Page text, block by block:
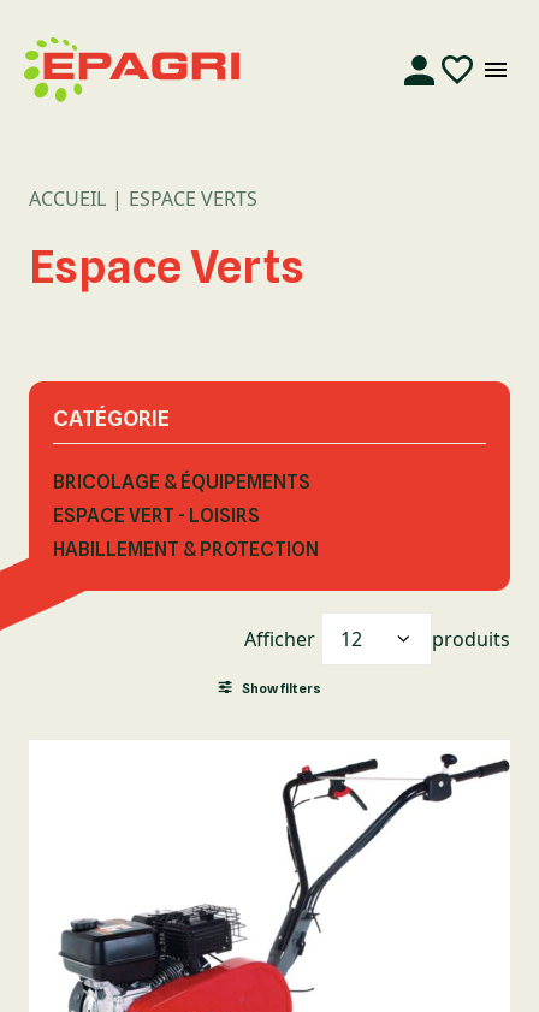
ACCUEIL ESPACE VERTS
Espace Verts
CATÉGORIE
BRICOLAGE & ÉQUIPEMENTS
ESPACE VERT - LOISIRS
HABILLEMENT & PROTECTION
Afficher produits
Show filters